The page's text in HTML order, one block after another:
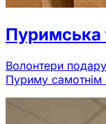
Пуримська
Волонтери
Пуриму самотнім